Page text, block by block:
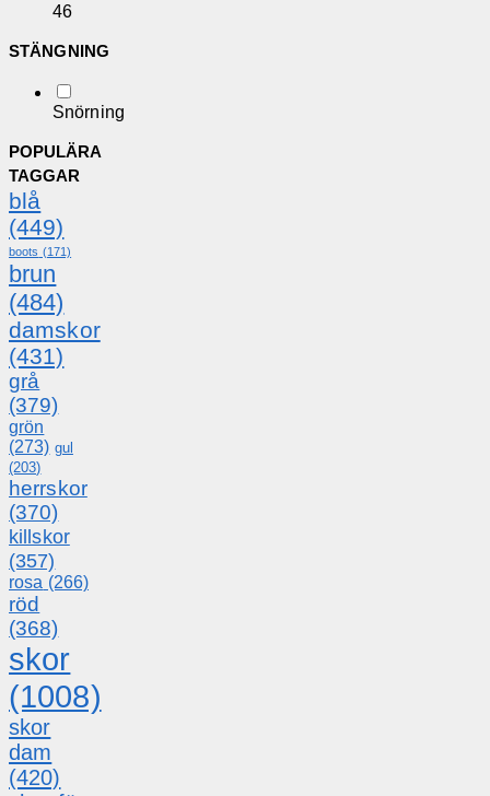
46
STÄNGNING
Snörning
POPULÄRA
TAGGAR
blå
(449)
boots (171)
brun
(484)
damskor
(431)
grå
(379)
grön
(273) gul
(203)
herrskor
(370)
killskor
(357)
rosa (266)
röd
(368)
skor
(1008)
skor
dam
(420)